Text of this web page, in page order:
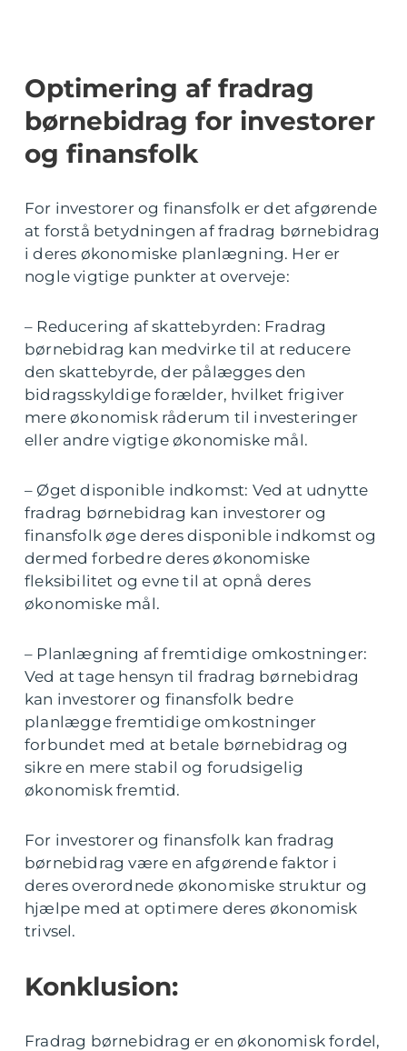
Optimering af fradrag
børnebidrag for investorer
og finansfolk
For investorer og finansfolk er det afgørende
at forstå betydningen af fradrag børnebidrag
i deres økonomiske planlægning. Her er
nogle vigtige punkter at overveje:
– Reducering af skattebyrden: Fradrag
børnebidrag kan medvirke til at reducere
den skattebyrde, der pålægges den
bidragsskyldige forælder, hvilket frigiver
mere økonomisk råderum til investeringer
eller andre vigtige økonomiske mål.
– Øget disponible indkomst: Ved at udnytte
fradrag børnebidrag kan investorer og
finansfolk øge deres disponible indkomst og
dermed forbedre deres økonomiske
fleksibilitet og evne til at opnå deres
økonomiske mål.
– Planlægning af fremtidige omkostninger:
Ved at tage hensyn til fradrag børnebidrag
kan investorer og finansfolk bedre
planlægge fremtidige omkostninger
forbundet med at betale børnebidrag og
sikre en mere stabil og forudsigelig
økonomisk fremtid.
For investorer og finansfolk kan fradrag
børnebidrag være en afgørende faktor i
deres overordnede økonomiske struktur og
hjælpe med at optimere deres økonomisk
trivsel.
Konklusion:
Fradrag børnebidrag er en økonomisk fordel,